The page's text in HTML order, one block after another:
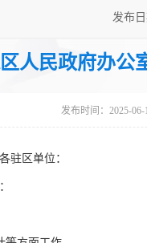
发布
人民政府办公
发布时间：2025-06-
驻区单位：